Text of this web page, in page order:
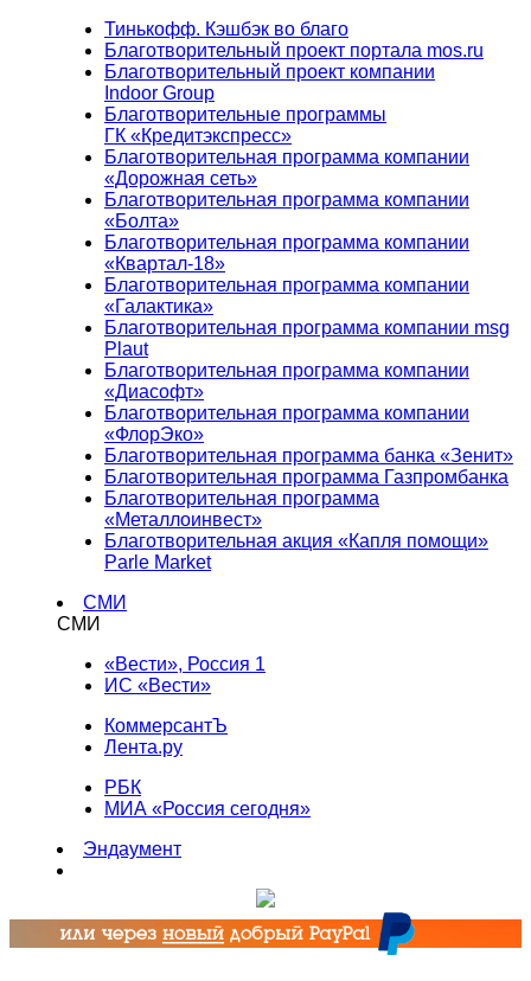
Тинькофф. Кэшбэк во благо
Благотворительный проект портала mos.ru
Благотворительный проект компании
Indoor Group
Благотворительные программы
ГК «Кредитэкспресс»
Благотворительная программа компании
«Дорожная сеть»
Благотворительная программа компании
«Болта»
Благотворительная программа компании
«Квартал-18»
Благотворительная программа компании
«Галактика»
Благотворительная программа компании msg
Plaut
Благотворительная программа компании
«Диасофт»
Благотворительная программа компании
«ФлорЭко»
Благотворительная программа банка «Зенит»
Благотворительная программа Газпромбанка
Благотворительная программа
«Металлоинвест»
Благотворительная акция «Капля помощи»
Parle Market
СМИ
СМИ
«Вести», Россия 1
ИС «Вести»
КоммерсантЪ
Лента.ру
РБК
МИА «Россия сегодня»
Эндаумент